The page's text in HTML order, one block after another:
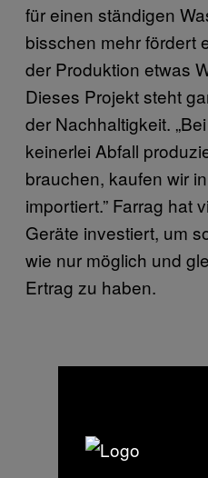
für einen ständigen
bisschen mehr fördert
der Produktion etwas
Dieses Projekt steht
der Nachhaltigkeit.
keinerlei Abfall
brauchen, kaufen wir
importiert.” Farrag hat
Geräte investiert, um
wie nur möglich und
Ertrag zu haben.